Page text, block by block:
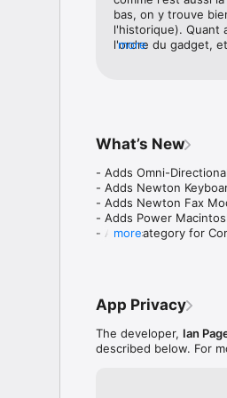
bas, on y trouve
l'historique). Quant
l'ordre du gadget,
juste que son
qu'on doive installer
modification du
en raison du récent
certains matériels,
logicielle maximale
rendre inutilisable,
les plus récentes.
more
What’s New
- Adds Omni-
- Adds Newton
- Adds Newton Fax
- Adds Power
- Adds category for
more
App Privacy
The developer, Ian
described below. For